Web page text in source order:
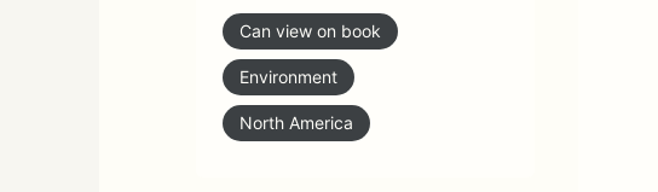
Can view on book
Environment
North America